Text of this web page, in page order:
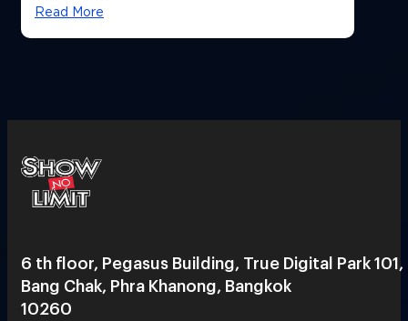
Read More
6 th floor, Pegasus Building, True Digital Park 101,
Bang Chak, Phra Khanong, Bangkok
10260